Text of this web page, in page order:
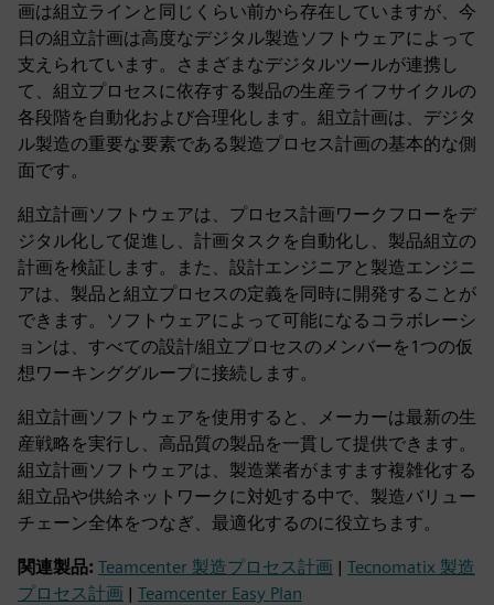
画は組立ラインと同じくらい前から存在していますが、今
日の組立計画は高度なデジタル製造ソフトウェアによって
支えられています。さまざまなデジタルツールが連携し
て、組立プロセスに依存する製品の生産ライフサイクルの
各段階を自動化および合理化します。組立計画は、デジタ
ル製造の重要な要素である製造プロセス計画の基本的な側
面です。
組立計画ソフトウェアは、プロセス計画ワークフローをデ
ジタル化して促進し、計画タスクを自動化し、製品組立の
計画を検証します。また、設計エンジニアと製造エンジニ
アは、製品と組立プロセスの定義を同時に開発することが
できます。ソフトウェアによって可能になるコラボレーシ
ョンは、すべての設計/組立プロセスのメンバーを1つの仮
想ワーキンググループに接続します。
組立計画ソフトウェアを使用すると、メーカーは最新の生
産戦略を実行し、高品質の製品を一貫して提供できます。
組立計画ソフトウェアは、製造業者がますます複雑化する
組立品や供給ネットワークに対処する中で、製造バリュー
チェーン全体をつなぎ、最適化するのに役立ちます。
関連製品: Teamcenter 製造プロセス計画 | Tecnomatix 製造
プロセス計画 | Teamcenter Easy Plan